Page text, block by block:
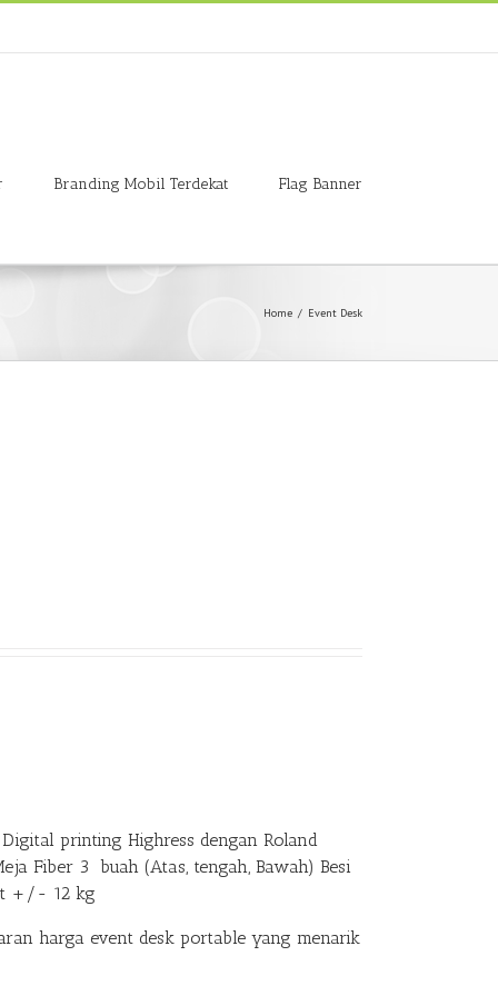
Branding Mobil Terdekat Flag Banner
Home / Event Desk
printing Highress dengan Roland
Fiber 3 buah (Atas, tengah, Bawah) Besi
+/- 12 kg
harga event desk portable yang menarik